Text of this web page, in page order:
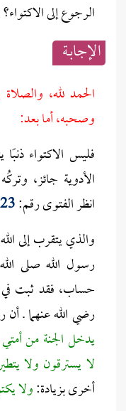
الرجوع إلى
الإجابــة
الحمد لله،
وصحبه، أما بعد:
فليس الاكتواء
الأدوية جائز،
انظر الفتوى رقم:
والذي يتقرب إلى
رسول الله صلى
حساب، فقد ثبت
رضي الله عنهما ـ
يدخل الجنة من
لا يسترقون ولا
أخرى بزيادة:ولا